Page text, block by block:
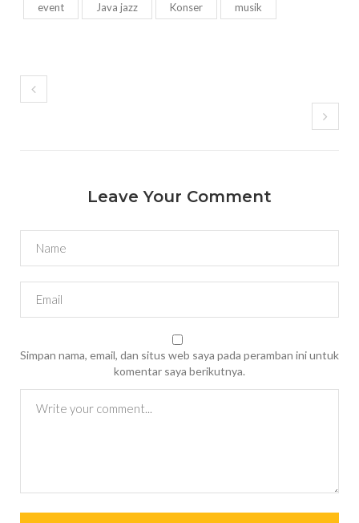
event Java jazz Konser musik
Leave Your Comment
Simpan nama, email, dan situs web saya pada peramban ini untuk
komentar saya berikutnya.